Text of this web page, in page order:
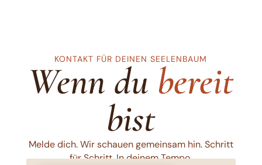
KONTAKT FÜR DEINEN SEELENBAUM
Wenn du bereit
bist
Melde dich. Wir schauen gemeinsam hin. Schritt
für Schritt. In deinem Tempo.